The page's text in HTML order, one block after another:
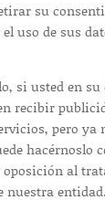
su
uso de sus
si usted en su
recibir
pero ya
hacérnoslo
al
nuestra entidad.